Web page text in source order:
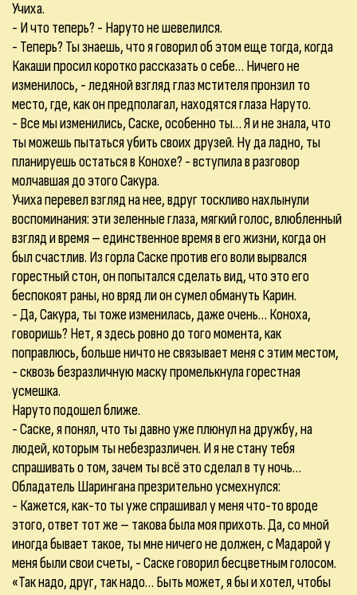
Учиха.
- И что теперь? - Наруто не шевелился.
- Теперь? Ты знаешь, что я говорил об этом еще тогда, когда
Какаши просил коротко рассказать о себе… Ничего не
изменилось, - ледяной взгляд глаз мстителя пронзил то
место, где, как он предполагал, находятся глаза Наруто.
- Все мы изменились, Саске, особенно ты… Я и не знала, что
ты можешь пытаться убить своих друзей. Ну да ладно, ты
планируешь остаться в Конохе? - вступила в разговор
молчавшая до этого Сакура.
Учиха перевел взгляд на нее, вдруг тоскливо нахлынули
воспоминания: эти зеленные глаза, мягкий голос, влюбленный
взгляд и время – единственное время в его жизни, когда он
был счастлив. Из горла Саске против его воли вырвался
горестный стон, он попытался сделать вид, что это его
беспокоят раны, но вряд ли он сумел обмануть Карин.
- Да, Сакура, ты тоже изменилась, даже очень… Коноха,
говоришь? Нет, я здесь ровно до того момента, как
поправлюсь, больше ничто не связывает меня с этим местом,
- сквозь безразличную маску промелькнула горестная
усмешка.
Наруто подошел ближе.
- Саске, я понял, что ты давно уже плюнул на дружбу, на
людей, которым ты небезразличен. И я не стану тебя
спрашивать о том, зачем ты всё это сделал в ту ночь…
Обладатель Шарингана презрительно усмехнулся:
- Кажется, как-то ты уже спрашивал у меня что-то вроде
этого, ответ тот же – такова была моя прихоть. Да, со мной
иногда бывает такое, ты мне ничего не должен, с Мадарой у
меня были свои счеты, - Саске говорил бесцветным голосом.
«Так надо, друг, так надо… Быть может, я бы и хотел, чтобы